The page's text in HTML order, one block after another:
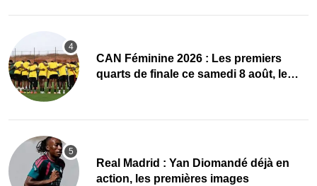
CAN Féminine 2026 : Les premiers
quarts de finale ce samedi 8 août, le
Real Madrid : Yan Diomandé déjà en
action, les premières images